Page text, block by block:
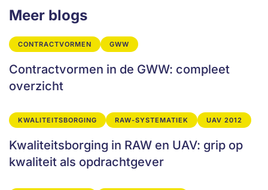
Meer blogs
CONTRACTVORMEN GWW
Contractvormen in de GWW: compleet
overzicht
KWALITEITSBORGING RAW-SYSTEMATIEK UAV 2012
Kwaliteitsborging in RAW en UAV: grip op
kwaliteit als opdrachtgever